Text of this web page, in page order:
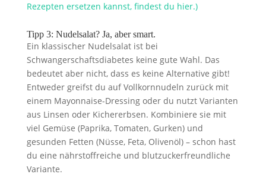
Rezepten ersetzen kannst, findest du hier.)
Tipp 3: Nudelsalat? Ja, aber smart.
Ein klassischer Nudelsalat ist bei
Schwangerschaftsdiabetes keine gute Wahl. Das
bedeutet aber nicht, dass es keine Alternative gibt!
Entweder greifst du auf Vollkornnudeln zurück mit
einem Mayonnaise-Dressing oder du nutzt Varianten
aus Linsen oder Kichererbsen. Kombiniere sie mit
viel Gemüse (Paprika, Tomaten, Gurken) und
gesunden Fetten (Nüsse, Feta, Olivenöl) – schon hast
du eine nährstoffreiche und blutzuckerfreundliche
Variante.